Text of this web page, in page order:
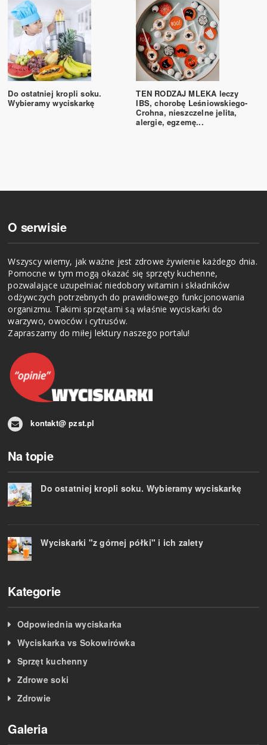
Do ostatniej kropli soku.
Wybieramy wyciskarkę
TEN RODZAJ MLEKA leczy
IBS, chorobę Leśniowskiego-
Crohna, nieszczelne jelita,
alergie, egzemę...
O serwisie
Wszyscy wiemy, jak ważne jest zdrowe żywienie każdego dnia.
Pomocne w tym mogą okazać się sprzęty kuchenne,
pozwalające uzupełniać niedobory witamin i składników
odżywczych potrzebnych do prawidłowego funkcjonowania
organizmu. Takimi sprzętami są właśnie wyciskarki do
warzywo, owoców i cytrusów.
​Zapraszamy do miłej lektury naszego portalu!
kontakt@ pzst.pl
Na topie
Do ostatniej kropli soku. Wybieramy wyciskarkę
Wyciskarki "z górnej półki" i ich zalety
Kategorie
Odpowiednia wyciskarka
Wyciskarka vs Sokowirówka
Sprzęt kuchenny
Zdrowe soki
Zdrowie
Galeria